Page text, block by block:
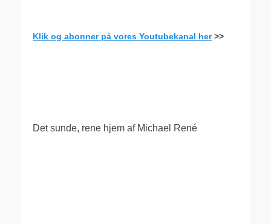
Klik og abonner på vores Youtubekanal her>>
Det sunde, rene hjem af Michael René